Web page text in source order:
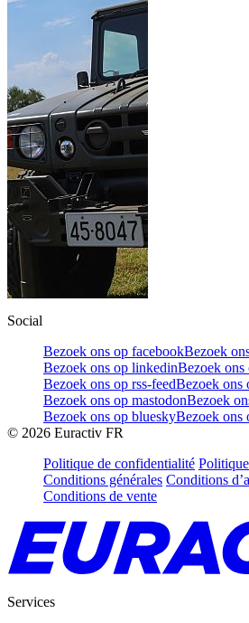
Social
Bezoek ons op facebookBezoek
Bezoek ons op linkedinBezoek ons
Bezoek ons op rss-feedBezoek ons
Bezoek ons op mastodonBezoek
Bezoek ons op blueskyBezoek ons
© 2026 Euractiv FR
Politique de confidentialité
Conditions générales Conditions
Conditions de vente
Services